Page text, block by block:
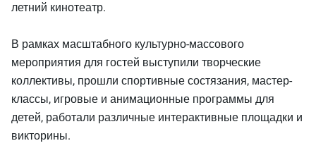
летний кинотеатр.
В рамках масштабного культурно-массового
мероприятия для гостей выступили творческие
коллективы, прошли спортивные состязания, мастер-
классы, игровые и анимационные программы для
детей, работали различные интерактивные площадки и
викторины.